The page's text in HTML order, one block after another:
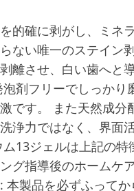
的確に剥がし、ミネ
ない唯一のステイン
離させ、白い歯へと
泡剤フリーでしっか
です。 また天然成
浄力ではなく、界面
13ジェルは上記の
グ指導後のホームケ
本製品を必ずふって